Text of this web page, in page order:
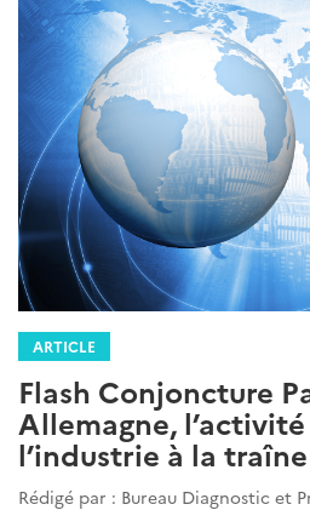
ARTICLE
Flash Conjoncture
Allemagne,
l’industrie à la traîne
Rédigé par : Bureau Diagnostic et